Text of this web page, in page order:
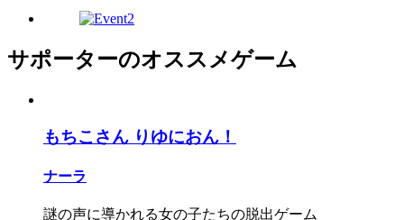
サポーターのオススメゲーム
もちこさん りゆにおん！
ナーラ
謎の声に導かれる女の子たちの脱出ゲーム